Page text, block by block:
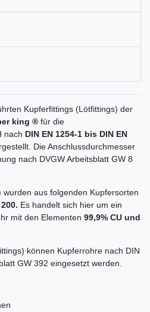
Kupferfittings (Lötfittings) der
king ® für die
nach DIN EN 1254-1 bis DIN EN
Die Anschlussdurchmesser
nach DVGW Arbeitsblatt GW 8
aus folgenden Kupfersorten
Es handelt sich hier um ein
mit den Elementen 99,9% CU und
können Kupferrohre nach DIN
GW 392 eingesetzt werden.